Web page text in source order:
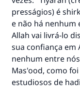
presságios) é
e não há nenhum
Allah vai livrá-lo
sua confiança em
nenhum entre
Mas'ood, como
estudiosos de